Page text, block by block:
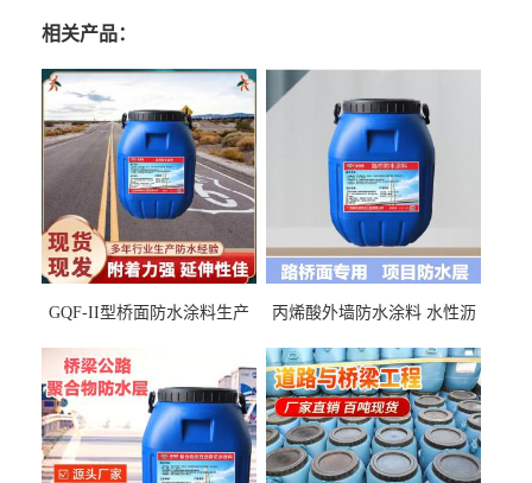
相关产品：
GQF-II型桥面防水涂料生产
丙烯酸外墙防水涂料 水性沥
厂家